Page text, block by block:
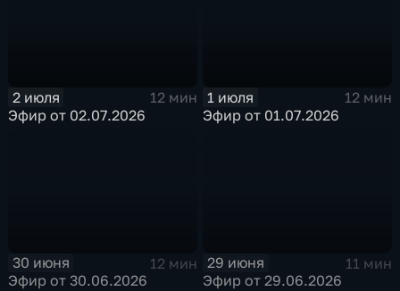
2 июля
12 мин
Эфир от 02.07.2026
1 июля
12 мин
Эфир от 01.07.2026
30 июня
12 мин
Эфир от 30.06.2026
29 июня
11 мин
Эфир от 29.06.2026